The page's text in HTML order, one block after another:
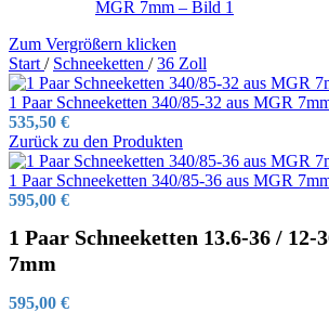
Zum Vergrößern klicken
Start / Schneeketten / 36 Zoll
1 Paar Schneeketten 340/85-32 aus MGR
535,50 €
Zurück zu den Produkten
1 Paar Schneeketten 340/85-36 aus MGR
595,00 €
1 Paar Schneeketten 13.6-36 / 12-
7mm
595,00 €